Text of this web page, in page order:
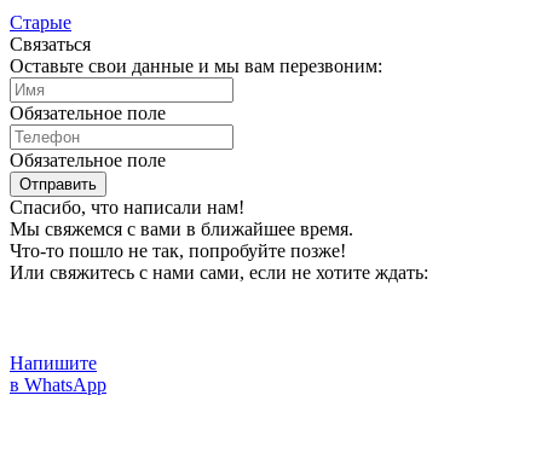
Cтарые
Связаться
Оставьте свои данные и мы вам перезвоним:
Обязательное поле
Обязательное поле
Отправить
Спасибо, что написали нам!
Мы свяжемся с вами в ближайшее время.
Что-то пошло не так, попробуйте позже!
Или свяжитесь с нами сами, если не хотите ждать:
Напишите
в WhatsApp